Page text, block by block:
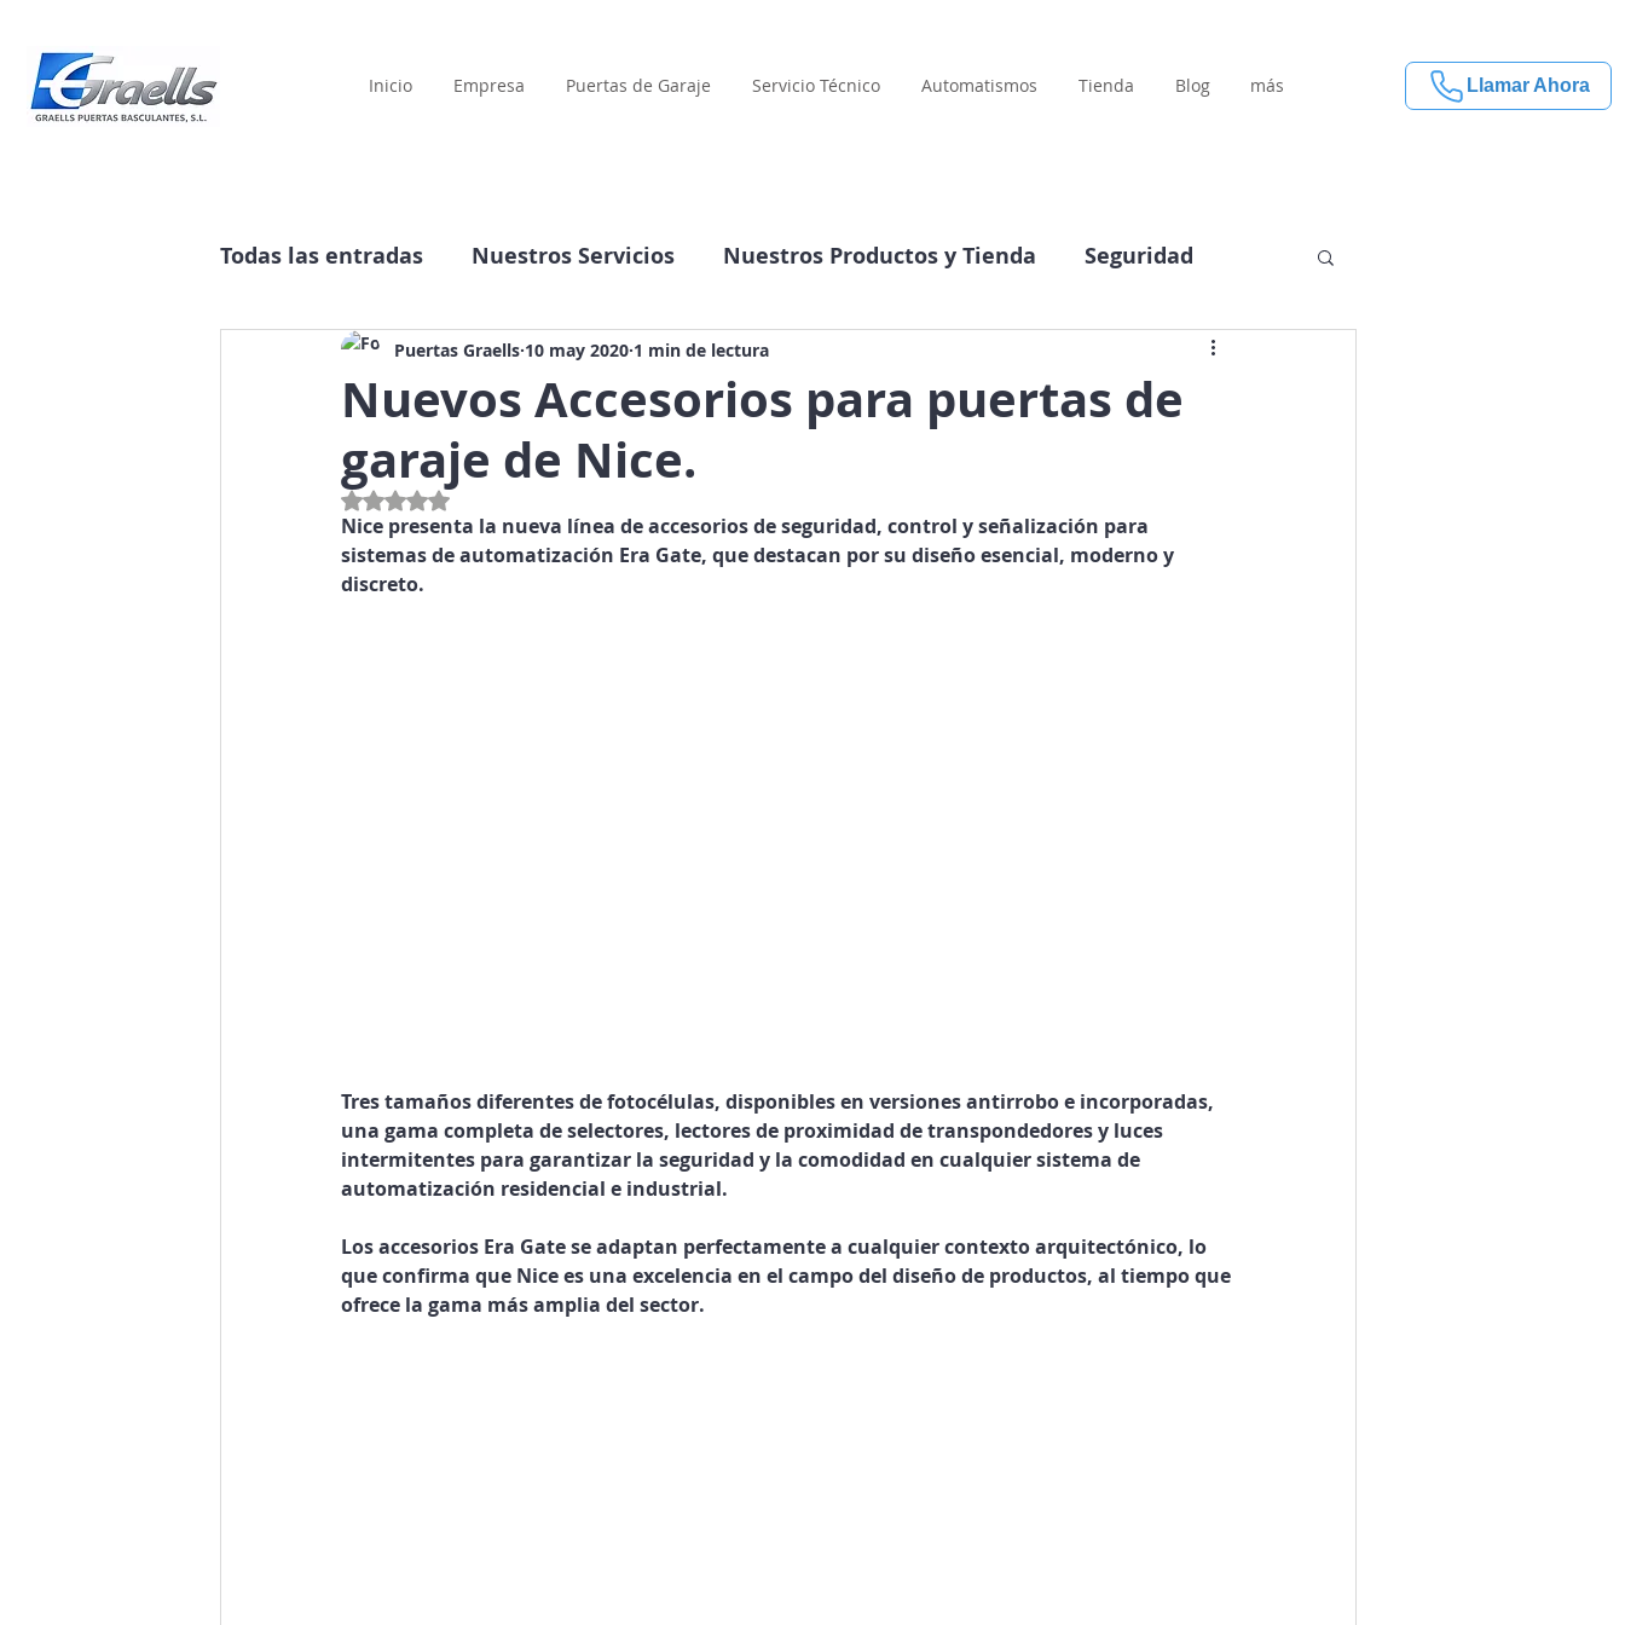
Inicio Empresa Puertas de Garaje Servicio Técnico Automatismos Tienda Blog más Llamar Ahora
Todas las entradas Nuestros Servicios Nuestros Productos y Tienda Seguridad
Historia Publicidad Compañía Datos interesantes
Nuevos Accesorios para puertas de
garaje de Nice.
Puertas Graells 10 may 2020 1 min de lectura
Obtuvo NaN de 5 estrellas.
Nice presenta la nueva línea de accesorios de seguridad, control y señalización para
sistemas de automatización Era Gate, que destacan por su diseño esencial, moderno y
discreto.
Tres tamaños diferentes de fotocélulas, disponibles en versiones antirrobo e incorporadas,
una gama completa de selectores, lectores de proximidad de transpondedores y luces
intermitentes para garantizar la seguridad y la comodidad en cualquier sistema de
automatización residencial e industrial.
Los accesorios Era Gate se adaptan perfectamente a cualquier contexto arquitectónico, lo
que confirma que Nice es una excelencia en el campo del diseño de productos, al tiempo que
ofrece la gama más amplia del sector.